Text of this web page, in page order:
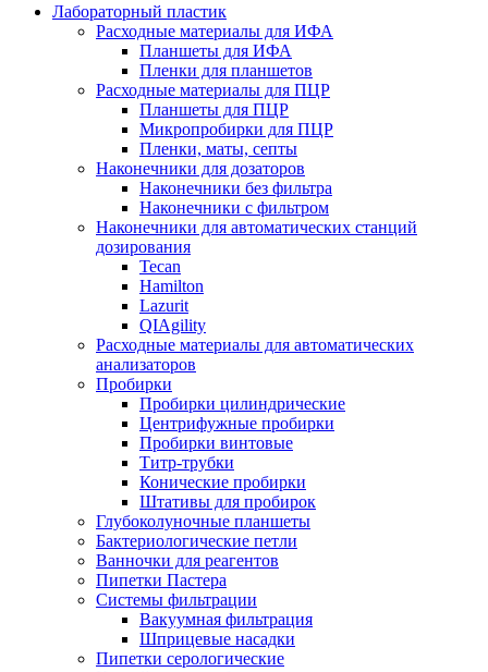
Лабораторный пластик
Расходные материалы для ИФА
Планшеты для ИФА
Пленки для планшетов
Расходные материалы для ПЦР
Планшеты для ПЦР
Микропробирки для ПЦР
Пленки, маты, септы
Наконечники для дозаторов
Наконечники без фильтра
Наконечники с фильтром
Наконечники для автоматических станций
дозирования
Tecan
Hamilton
Lazurit
QIAgility
Расходные материалы для автоматических
анализаторов
Пробирки
Пробирки цилиндрические
Центрифужные пробирки
Пробирки винтовые
Титр-трубки
Конические пробирки
Штативы для пробирок
Глубоколуночные планшеты
Бактериологические петли
Ванночки для реагентов
Пипетки Пастера
Системы фильтрации
Вакуумная фильтрация
Шприцевые насадки
Пипетки серологические